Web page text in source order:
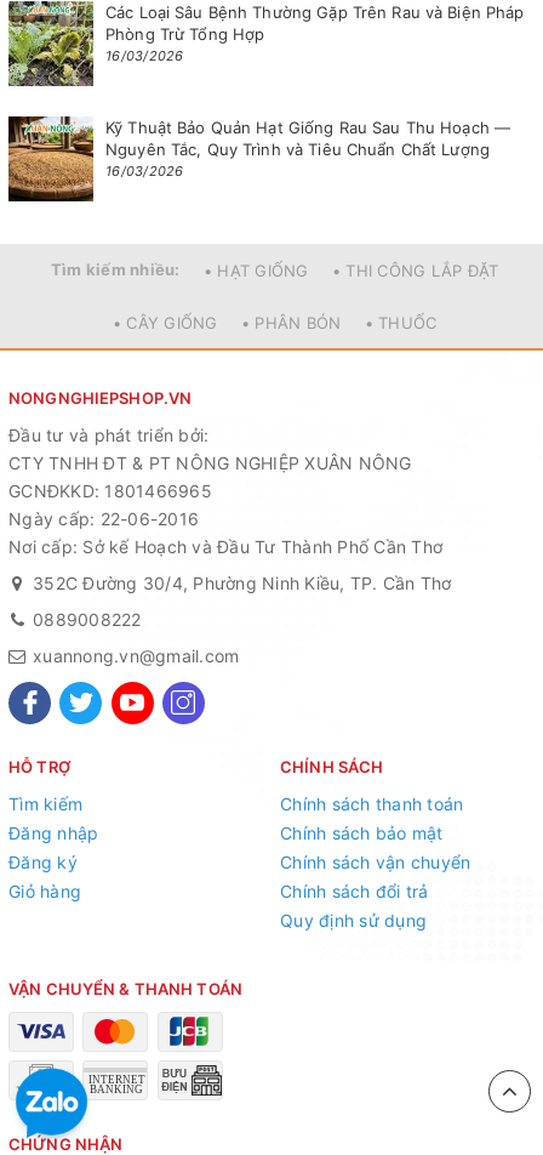
Các Loại Sâu Bệnh Thường Gặp Trên Rau và Biện Pháp
Phòng Trừ Tổng Hợp
16/03/2026
Kỹ Thuật Bảo Quản Hạt Giống Rau Sau Thu Hoạch —
Nguyên Tắc, Quy Trình và Tiêu Chuẩn Chất Lượng
16/03/2026
Tìm kiếm nhiều: • HẠT GIỐNG • THI CÔNG LẮP ĐẶT
• CÂY GIỐNG • PHÂN BÓN • THUỐC
NONGNGHIEPSHOP.VN
Đầu tư và phát triển bởi:
CTY TNHH ĐT & PT NÔNG NGHIỆP XUÂN NÔNG
GCNĐKKD: 1801466965
Ngày cấp: 22-06-2016
Nơi cấp: Sở kế Hoạch và Đầu Tư Thành Phố Cần Thơ
352C Đường 30/4, Phường Ninh Kiều, TP. Cần Thơ
0889008222
xuannong.vn@gmail.com
HỖ TRỢ
Tìm kiếm
Đăng nhập
Đăng ký
Giỏ hàng
CHÍNH SÁCH
Chính sách thanh toán
Chính sách bảo mật
Chính sách vận chuyển
Chính sách đổi trả
Quy định sử dụng
VẬN CHUYỂN & THANH TOÁN
CHỨNG NHẬN